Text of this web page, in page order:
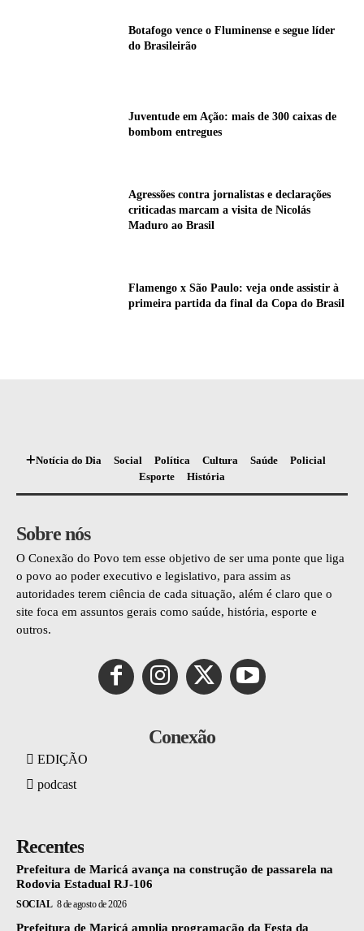
Botafogo vence o Fluminense e segue líder
do Brasileirão
Juventude em Ação: mais de 300 caixas de
bombom entregues
Agressões contra jornalistas e declarações
criticadas marcam a visita de Nicolás
Maduro ao Brasil
Flamengo x São Paulo: veja onde assistir à
primeira partida da final da Copa do Brasil
Notícia do Dia Social Política Cultura Saúde
Policial
Esporte
História
Sobre nós
O Conexão do Povo tem esse objetivo de ser uma ponte que liga
o povo ao poder executivo e legislativo, para assim as
autoridades terem ciência de cada situação, além é claro que o
site foca em assuntos gerais como saúde, história, esporte e
outros.
Conexão
EDIÇÃO
podcast
Recentes
Prefeitura de Maricá avança na construção de passarela na
Rodovia Estadual RJ-106
SOCIAL 8 de agosto de 2026
Prefeitura de Maricá amplia programação da Festa da